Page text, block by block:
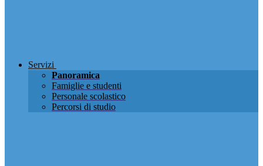
Servizi
Panoramica
Famiglie e studenti
Personale scolastico
Percorsi di studio